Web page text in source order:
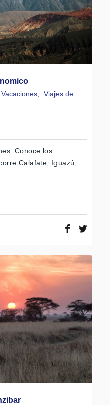
Vacaciones
Viajes de
Conoce los
Calafate, Iguazú,